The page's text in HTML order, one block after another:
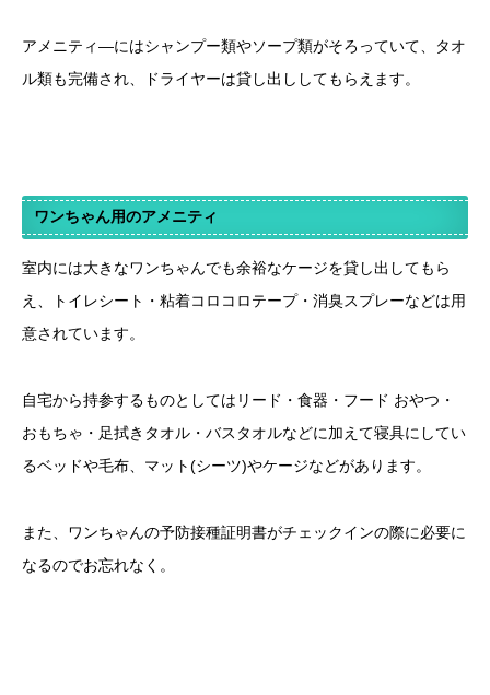
アメニティ―にはシャンプー類やソープ類がそろっていて、タオ
ル類も完備され、ドライヤーは貸し出ししてもらえます。
ワンちゃん用のアメニティ
室内には大きなワンちゃんでも余裕なケージを貸し出してもら
え、トイレシート・粘着コロコロテープ・消臭スプレーなどは用
意されています。
自宅から持参するものとしてはリード・食器・フード おやつ・
おもちゃ・足拭きタオル・バスタオルなどに加えて寝具にしてい
るベッドや毛布、マット(シーツ)やケージなどがあります。
また、ワンちゃんの予防接種証明書がチェックインの際に必要に
なるのでお忘れなく。